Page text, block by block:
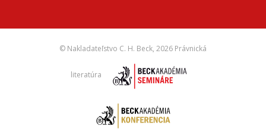
© Nakladateľstvo C. H. Beck, 2026 Právnická
literatúra